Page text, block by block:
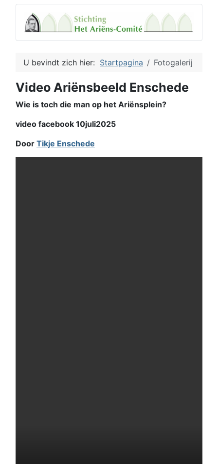
U bevindt zich hier: Startpagina Fotogalerij
Video Ariënsbeeld Enschede
Wie is toch die man op het Ariënsplein?
video facebook 10juli2025
Door Tikje Enschede